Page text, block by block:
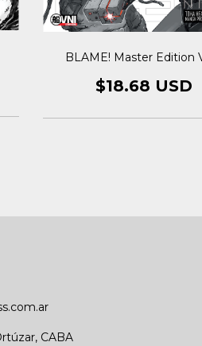
BLAME! Master Edition
$18.68 USD
CABA